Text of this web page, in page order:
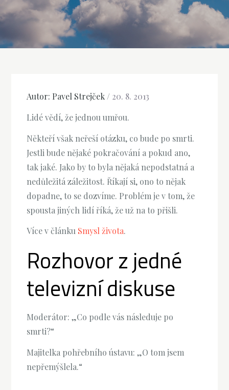
Autor: Pavel Strejček / 20. 8. 2013
Lidé vědí, že jednou umřou.
Někteří však neřeší otázku, co bude po smrti.
Jestli bude nějaké pokračování a pokud ano,
tak jaké. Jako by to byla nějaká nepodstatná a
nedůležitá záležitost. Říkají si, ono to nějak
dopadne, to se dozvíme. Problém je v tom, že
spousta jiných lidí říká, že už na to přišli.
Více v článku Smysl života.
Rozhovor z jedné
televizní diskuse
Moderátor: „Co podle vás následuje po
smrti?“
Majitelka pohřebního ústavu: „O tom jsem
nepřemýšlela.“